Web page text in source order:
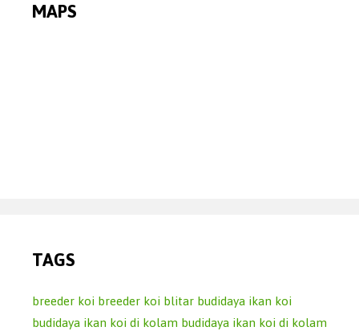
MAPS
TAGS
breeder koi breeder koi blitar budidaya ikan koi
budidaya ikan koi di kolam budidaya ikan koi di kolam